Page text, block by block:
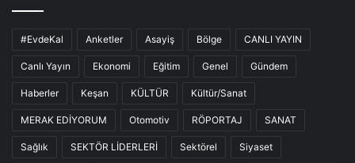
#EvdeKal Anketler Asayiş Bölge CANLI YAYIN
Canlı Yayın Ekonomi Eğitim Genel Gündem
Haberler Keşan KÜLTÜR Kültür/Sanat
MERAK EDİYORUM Otomotiv RÖPORTAJ SANAT
Sağlık SEKTÖR LİDERLERİ Sektörel Siyaset